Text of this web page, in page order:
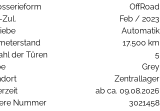
OffRoad
Zul.
Feb / 2023
Automatik
17.500 km
der Türen
5
Grey
Zentrallager
ab ca. 09.08.2026
Nummer
3021458